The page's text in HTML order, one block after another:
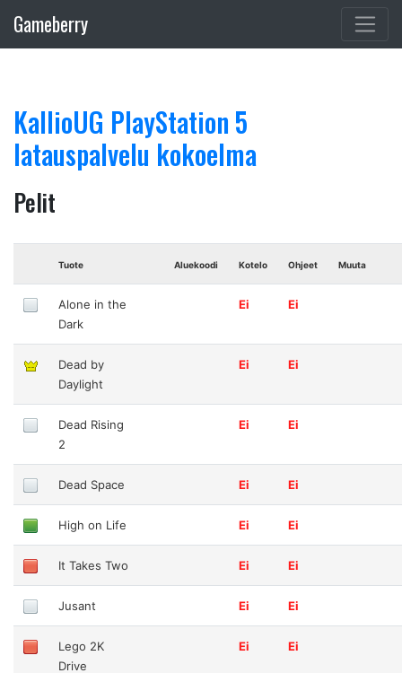
Gameberry
KallioUG PlayStation 5
latauspalvelu kokoelma
Pelit
Tuote Aluekoodi Kotelo Ohjeet Muuta
Alone in the
Dark
Ei Ei
Dead by
Daylight
Ei Ei
Dead Rising
2
Ei Ei
Dead Space Ei Ei
High on Life Ei Ei
It Takes Two Ei Ei
Jusant Ei Ei
Lego 2K
Drive
Ei Ei